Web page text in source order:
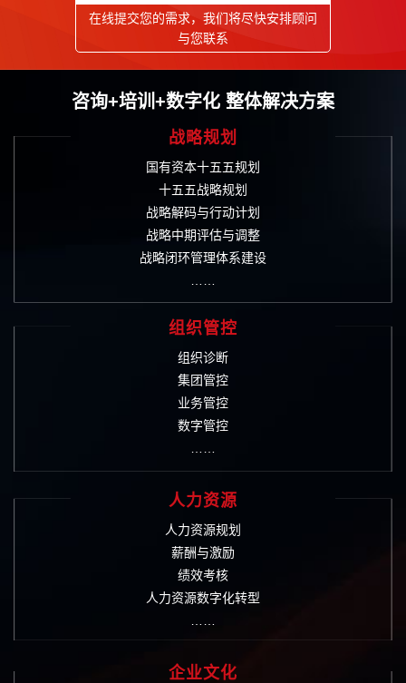
在线提交您的需求，我们将尽快安排顾问
与您联系
咨询+培训+数字化 整体解决方案
战略规划
国有资本十五五规划
十五五战略规划
战略解码与行动计划
战略中期评估与调整
战略闭环管理体系建设
组织管控
组织诊断
集团管控
业务管控
数字管控
人力资源
人力资源规划
薪酬与激励
绩效考核
人力资源数字化转型
企业文化